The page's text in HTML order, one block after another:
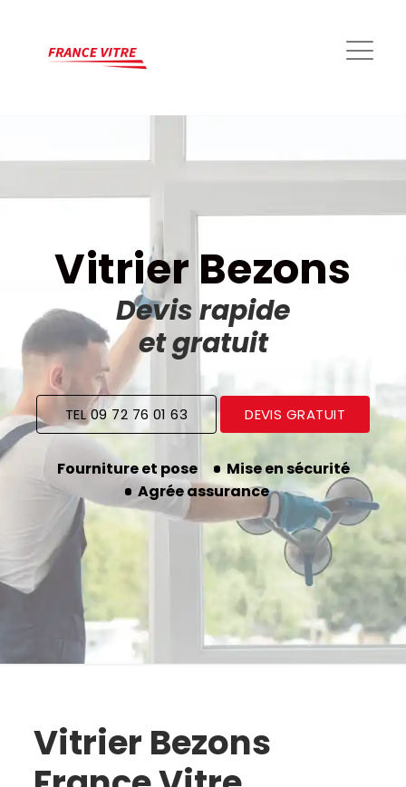
Vitrier Bezons
Devis rapide
et gratuit
TEL 09 72 76 01 63 DEVIS GRATUIT
Fourniture et pose
Mise en sécurité
Agrée assurance
Vitrier Bezons